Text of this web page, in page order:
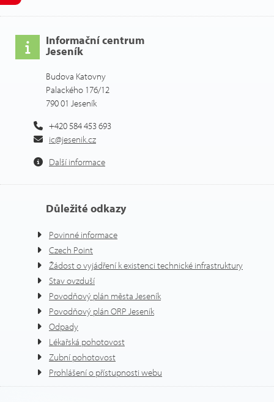
Informační centrum
Jeseník
Budova Katovny
Palackého 176/12
790 01 Jeseník
+420 584 453 693
ic@jesenik.cz
Další informace
Důležité odkazy
Povinné informace
Czech Point
Žádost o vyjádření k existenci technické infrastruktury
Stav ovzduší
Povodňový plán města Jeseník
Povodňový plán ORP Jeseník
Odpady
Lékařská pohotovost
Zubní pohotovost
Prohlášení o přístupnosti webu